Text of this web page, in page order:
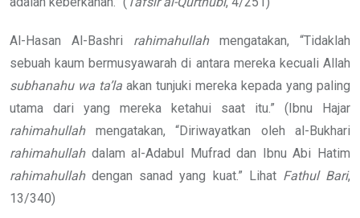
Al-Hasan Al-Bashri rahimahullahmengatakan, “Tidaklah
sebuah kaum bermusyawarah di antara mereka kecuali Allah
subhanahu wa ta’la akan tunjuki mereka kepada yang paling
utama dari yang mereka ketahui saat itu.” (Ibnu Hajar
rahimahullahmengatakan, “Diriwayatkan oleh al-Bukhari
rahimahullahdalam al-Adabul Mufrad dan Ibnu Abi Hatim
rahimahullahdengan sanad yang kuat.” Lihat Fathul Bari,
13/340)